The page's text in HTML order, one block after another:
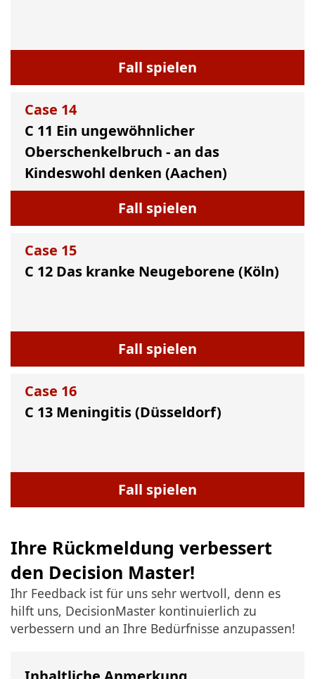
Fall spielen
Case 14
C 11 Ein ungewöhnlicher
Oberschenkelbruch - an das
Kindeswohl denken (Aachen)
Fall spielen
Case 15
C 12 Das kranke Neugeborene (Köln)
Fall spielen
Case 16
C 13 Meningitis (Düsseldorf)
Fall spielen
Ihre Rückmeldung verbessert
den Decision Master!
Ihr Feedback ist für uns sehr wertvoll, denn es
hilft uns, DecisionMaster kontinuierlich zu
verbessern und an Ihre Bedürfnisse anzupassen!